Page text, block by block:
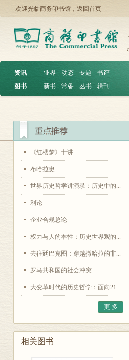
欢迎光临商务印书馆， 返回首页
资讯 ︱ 业界 动态 专题
书评
图书
︱ 新书 常备 丛书 辑刊
《红楼梦》十讲
布哈拉史
世界历史哲学讲演录：历史中的...
利论
企业合规总论
权力与人的本性：历史世界观的...
去往廷巴克图：穿越撒哈拉的非...
罗马共和国的社会冲突
大变革时代的历史哲学：面向21...
更 多
相关图书